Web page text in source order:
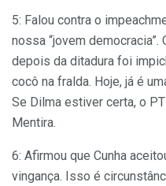
5: Falou contra o
nossa “jovem
depois da ditadura foi
cocô na fralda. Hoje, já é
Se Dilma estiver certa, o
Mentira.
6: Afirmou que Cunha
vingança. Isso é